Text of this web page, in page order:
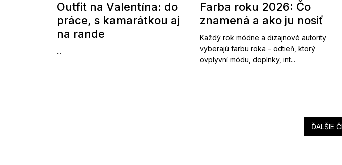
Outfit na Valentína: do
práce, s kamarátkou aj
na rande
...
Farba roku 2026: Čo
znamená a ako ju nosiť
Každý rok módne a dizajnové autority
vyberajú farbu roka – odtieň, ktorý
ovplyvní módu, doplnky, int...
ĎALŠIE